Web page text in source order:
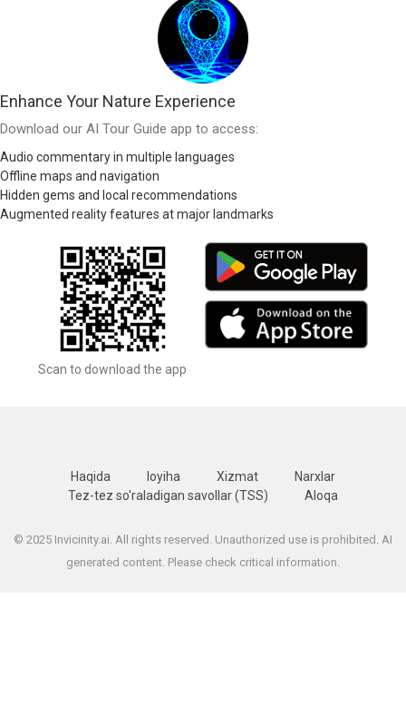
Enhance Your Nature Experience
Download our AI Tour Guide app to access:
Audio commentary in multiple languages
Offline maps and navigation
Hidden gems and local recommendations
Augmented reality features at major landmarks
Scan to download the app
Haqida loyiha Xizmat
Narxlar
Tez-tez so'raladigan savollar (TSS)
Aloqa
© 2025 Invicinity.ai. All rights reserved. Unauthorized use is prohibited. AI
generated content. Please check critical information.